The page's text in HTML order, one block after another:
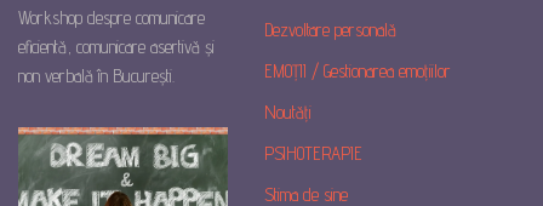
Workshop despre comunicare
eficientă, comunicare asertivă și
non verbală în București.
Dezvoltare personală
EMOȚII / Gestionarea emoțiilor
Noutăți
PSIHOTERAPIE
Stima de sine